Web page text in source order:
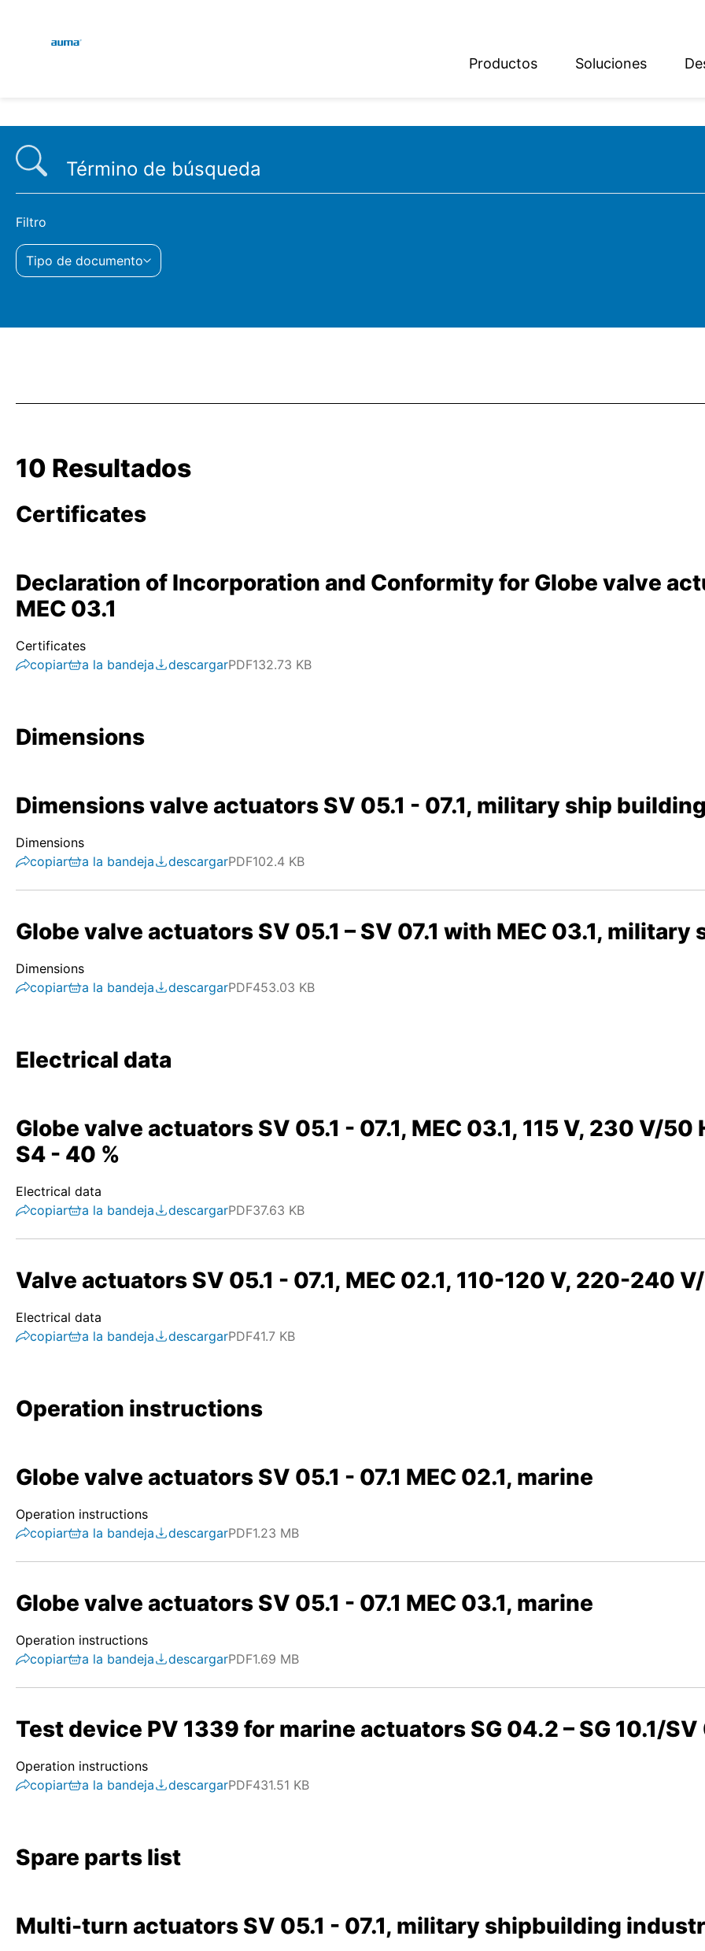
Productos Soluciones
Europa
Asia y Pacífico
Norteamérica
Deutsch
Filtro
Tipo de documento
10 Resultados
Certificates
Declaration of Incorporation and Conformity for Globe valve
MEC 03.1
Certificates
copiar
a la bandeja descargarPDF132.73 KB
Dimensions
Dimensions valve actuators SV 05.1 - 07.1, military ship
Dimensions
copiar
a la bandeja descargarPDF102.4 KB
Globe valve actuators SV 05.1 – SV 07.1 with MEC 03.1,
Dimensions
copiar
a la bandeja descargarPDF453.03 KB
Electrical data
Globe valve actuators SV 05.1 - 07.1, MEC 03.1, 115 V, 230 V/
S4 - 40 %
Electrical data
copiar
a la bandeja descargarPDF37.63 KB
Valve actuators SV 05.1 - 07.1, MEC 02.1, 110-120 V, 220-240
Electrical data
copiar
a la bandeja descargarPDF41.7 KB
Operation instructions
Globe valve actuators SV 05.1 - 07.1 MEC 02.1, marine
Operation instructions
copiar
a la bandeja descargarPDF1.23 MB
Globe valve actuators SV 05.1 - 07.1 MEC 03.1, marine
Operation instructions
copiar
a la bandeja descargarPDF1.69 MB
Test device PV 1339 for marine actuators SG 04.2 – SG 10.1/SV
Operation instructions
copiar
a la bandeja descargarPDF431.51 KB
Spare parts list
Multi-turn actuators SV 05.1 - 07.1, military shipbuilding